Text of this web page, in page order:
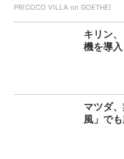
PR(COCO VILLA on GOETHE)
キリン
機を導
マツダ
風」で